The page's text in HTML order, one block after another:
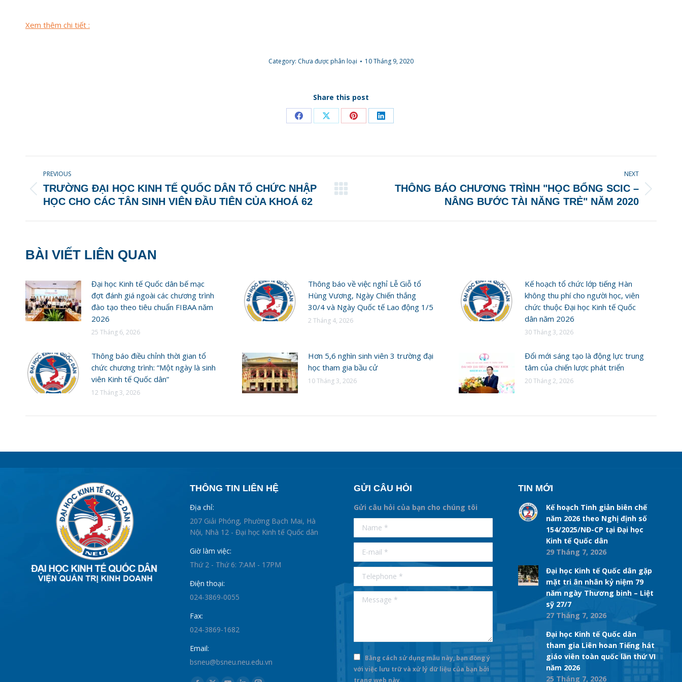
Xem thêm chi tiết :
Category: Chưa được phân loại 10 Tháng 9, 2020
Share this post
Share
Facebook
Share
X
Share
Pinterest
Share
LinkedIn
NAVIGATION
PREVIOUS
Previous
post:
TRƯỜNG ĐẠI HỌC KINH TẾ QUỐC DÂN TỔ CHỨC NHẬP
HỌC CHO CÁC TÂN SINH VIÊN ĐẦU TIÊN CỦA KHOÁ 62
NEXT
THÔNG BÁO CHƯƠNG TRÌNH "HỌC BỔNG SCIC –
NÂNG BƯỚC TÀI NĂNG TRẺ" NĂM 2020
BÀI VIẾT LIÊN QUAN
Đại học Kinh tế Quốc dân bế mạc
đợt đánh giá ngoài các chương trình
đào tạo theo tiêu chuẩn FIBAA năm
2026
25 Tháng 6, 2026
Thông báo về việc nghỉ Lễ Giỗ tổ
Hùng Vương, Ngày Chiến thắng
30/4 và Ngày Quốc tế Lao động 1/5
2 Tháng 4, 2026
Kế hoạch tổ chức lớp tiếng Hàn
không thu phí cho người học, viên
chức thuộc Đại học Kinh tế Quốc
dân năm 2026
30 Tháng 3, 2026
Thông báo điều chỉnh thời gian tổ
chức chương trình: “Một ngày là sinh
viên Kinh tế Quốc dân”
12 Tháng 3, 2026
Hơn 5,6 nghìn sinh viên 3 trường đại
học tham gia bầu cử
10 Tháng 3, 2026
Đổi mới sáng tạo là động lực trung
tâm của chiến lược phát triển
20 Tháng 2, 2026
THÔNG TIN LIÊN HỆ
Địa chỉ:
207 Giải Phóng, Phường Bạch Mai, Hà
Nội, Nhà 12 - Đại học Kinh tế Quốc dân
Giờ làm việc:
Thứ 2 - Thứ 6: 7:AM - 17PM
Điện thoại:
024-3869-0055
Fax:
024-3869-1682
Email:
bsneu@bsneu.neu.edu.vn
GỬI CÂU HỎI
Gửi câu hỏi của bạn cho chúng tôi
supertotobet
betist
Name *
E-mail *
Telephone *
Message *
Bằng cách sử dụng mẫu này, bạn đồng ý
với việc lưu trữ và xử lý dữ liệu của bạn bởi
TIN MỚI
Kế hoạch Tinh giản biên chế
năm 2026 theo Nghị định số
154/2025/NĐ-CP tại Đại học
Kinh tế Quốc dân
29 Tháng 7, 2026
Đại học Kinh tế Quốc dân gặp
mặt tri ân nhân kỷ niệm 79
năm ngày Thương binh – Liệt
sỹ 27/7
27 Tháng 7, 2026
Đại học Kinh tế Quốc dân
tham gia Liên hoan Tiếng hát
giáo viên toàn quốc lần thứ VI
năm 2026
25 Tháng 7, 2026